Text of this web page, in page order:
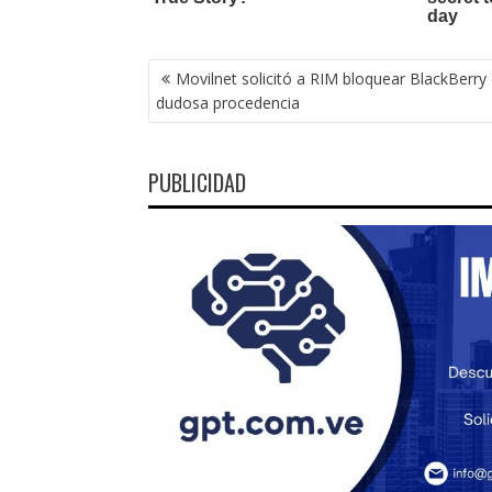
NAVEGACIÓN
DE
ENTRADAS
Movilnet solicitó a RIM bloquear BlackBerry
dudosa procedencia
PUBLICIDAD